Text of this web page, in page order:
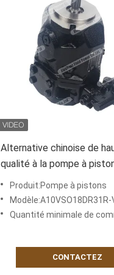
Alternative chinoise de
qualité à la pompe à
A10VSO18DR31R-
Produit:Pompe à pistons
Modèle:A10VSO18DR31R-
Quantité minimale de
CONTACTEZ